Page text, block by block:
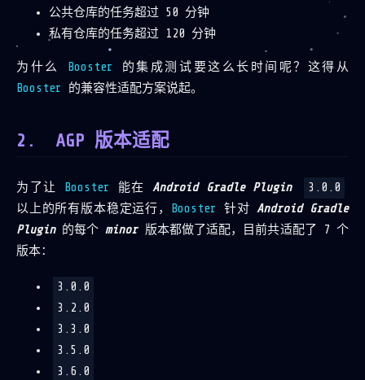
公共仓库的任务超过 50 分钟
私有仓库的任务超过 120 分钟
为什么 Booster
的集成测试要这么长时间呢？这得从
Booster
的兼容性适配方案说起。
AGP 版本适配
为了让 Booster 能在Android Gradle Plugin
3.0.0
以上的所有版本稳定运行，
Booster 针对Android Gradle
Plugin的每个minor版本都做了适配，目前共适配了 7 个
版本：
3.0.0
3.2.0
3.3.0
3.5.0
3.6.0